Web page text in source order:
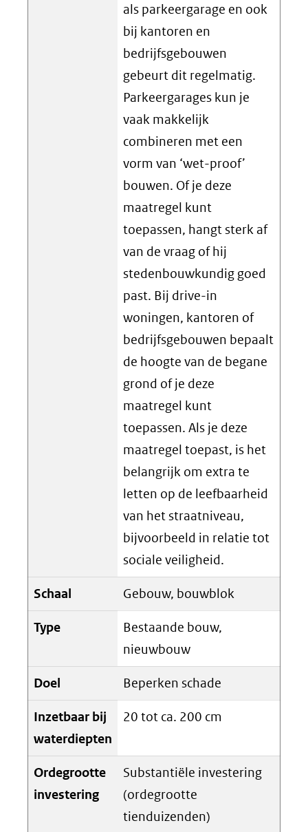
als parkeergarage en ook
bij kantoren en
bedrijfsgebouwen
gebeurt dit regelmatig.
Parkeergarages kun je
vaak makkelijk
combineren met een
vorm van ‘wet-proof’
bouwen. Of je deze
maatregel kunt
toepassen, hangt sterk af
van de vraag of hij
stedenbouwkundig goed
past. Bij drive-in
woningen, kantoren of
bedrijfsgebouwen bepaalt
de hoogte van de begane
grond of je deze
maatregel kunt
toepassen. Als je deze
maatregel toepast, is het
belangrijk om extra te
letten op de leefbaarheid
van het straatniveau,
bijvoorbeeld in relatie tot
sociale veiligheid.
Schaal Gebouw, bouwblok
Type
Bestaande bouw,
nieuwbouw
Doel Beperken schade
Inzetbaar bij
waterdiepten
20 tot ca. 200 cm
Ordegrootte
investering
Substantiële investering
(ordegrootte
tienduizenden)